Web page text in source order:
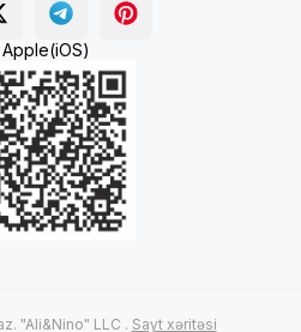
Apple(iOS)
"Ali&Nino" LLC . Sayt xəritəsi